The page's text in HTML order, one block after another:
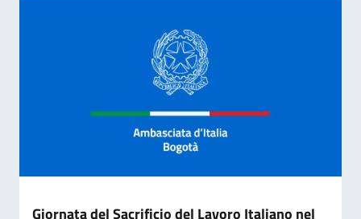
Giornata del Sacrificio del Lavoro Italiano nel